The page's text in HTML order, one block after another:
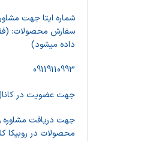
شماره ایتا جهت
سفارش محصولات:
داده میشود)
09119110993
جهت عضویت در کانال
جهت دریافت
محصولات در روبیکا